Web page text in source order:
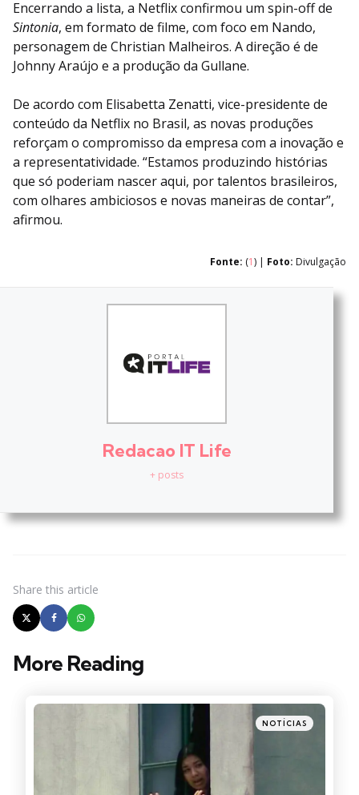
Encerrando a lista, a Netflix confirmou um spin-off de
Sintonia, em formato de filme, com foco em Nando,
personagem de Christian Malheiros. A direção é de
Johnny Araújo e a produção da Gullane.
De acordo com Elisabetta Zenatti, vice-presidente de
conteúdo da Netflix no Brasil, as novas produções
reforçam o compromisso da empresa com a inovação e
a representatividade. “Estamos produzindo histórias
que só poderiam nascer aqui, por talentos brasileiros,
com olhares ambiciosos e novas maneiras de contar”,
afirmou.
Fonte: (1) | Foto: Divulgação
Redacao IT Life
+ posts
Share this article
More Reading
Post
Posted
in
NOTÍCIAS